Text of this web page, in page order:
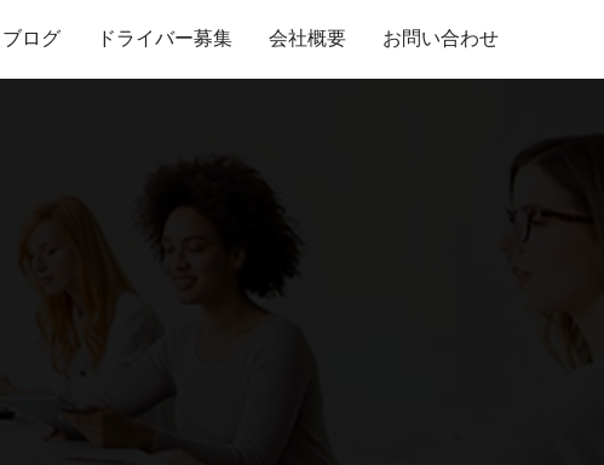
ブログ ドライバー募集 会社概要 お問い合わせ